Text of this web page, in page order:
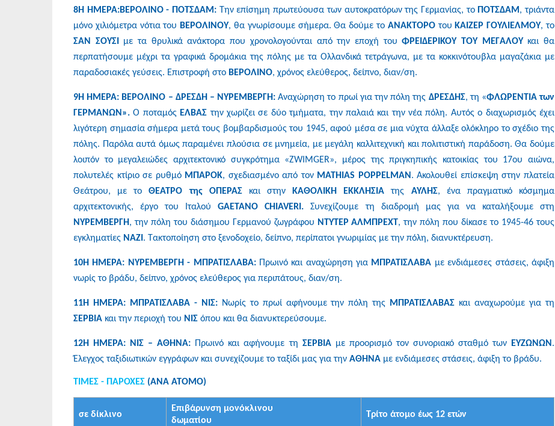
8Η ΗΜΕΡΑ:ΒΕΡΟΛΙΝΟ - ΠΟΤΣΔΑΜ: Την επίσημη πρωτεύουσα των αυτοκρατόρων της Γερμανίας, το ΠΟΤΣΔΑΜ, τριάντα
μόνο χιλιόμετρα νότια του ΒΕΡΟΛΙΝΟΥ, θα γνωρίσουμε σήμερα. Θα δούμε το ΑΝΑΚΤΟΡΟτου ΚΑΙΖΕΡ ΓΟΥΛΙΕΛΜΟΥ, το
ΣΑΝ ΣΟΥΣΙ
με τα θρυλικά ανάκτορα που χρονολογούνται από την εποχή τουΦΡΕΙΔΕΡΙΚΟΥ ΤΟΥ ΜΕΓΑΛΟΥ και θα
περπατήσουμε μέχρι τα γραφικά δρομάκια της πόλης με τα Ολλανδικά τετράγωνα, με τα κοκκινότουβλα μαγαζάκια με
παραδοσιακές γεύσεις. Επιστροφή στο ΒΕΡΟΛΙΝΟ, χρόνος ελεύθερος, δείπνο, διαν/ση.
9Η ΗΜΕΡΑ: ΒΕΡΟΛΙΝΟ – ΔΡΕΣΔΗ – ΝΥΡΕΜΒΕΡΓΗ:Αναχώρηση το πρωί για την πόλη της ΔΡΕΣΔΗΣ, τη «ΦΛΩΡΕΝΤΙΑ των
ΓΕΡΜΑΝΩΝ». Ο ποταμός ΕΛΒΑΣ την χωρίζει σε δύο τμήματα, την παλαιά και την νέα πόλη. Αυτός ο διαχωρισμός έχει
λιγότερη σημασία σήμερα μετά τους βομβαρδισμούς του 1945, αφού μέσα σε μια νύχτα άλλαξε ολόκληρο το σχέδιο της
πόλης. Παρόλα αυτά όμως παραμένει πλούσια σε μνημεία, με μεγάλη καλλιτεχνική και πολιτιστική παράδοση. Θα δούμε
λοιπόν το μεγαλειώδες αρχιτεκτονικό συγκρότημα «ZWIMGER», μέρος της πριγκηπικής κατοικίας του 17ου αιώνα,
πολυτελές κτίριο σε ρυθμό ΜΠΑΡΟΚ, σχεδιασμένο από τονMATHIAS POPPELMAN . Ακολουθεί επίσκεψη στην πλατεία
Θεάτρου, με τοΘΕΑΤΡΟ της ΟΠΕΡΑΣκαι στην ΚΑΘΟΛΙΚΗ ΕΚΚΛΗΣΙΑτης ΑΥΛΗΣ, ένα πραγματικό κόσμημα
αρχιτεκτονικής, έργο του ΙταλούGAETANO CHIAVERI. Συνεχίζουμε τη διαδρομή μας για να καταλήξουμε στη
ΝΥΡΕΜΒΕΡΓΗ, την πόλη του διάσημου Γερμανού ζωγράφου ΝΤΥΤΕΡ ΑΛΜΠΡΕΧΤ, την πόλη που δίκασε το 1945-46 τους
εγκληματίες ΝΑΖΙ . Τακτοποίηση στο ξενοδοχείο, δείπνο, περίπατοι γνωριμίας με την πόλη, διανυκτέρευση.
10Η ΗΜΕΡΑ: ΝΥΡΕΜΒΕΡΓΗ - ΜΠΡΑΤΙΣΛΑΒΑ:Πρωινό και αναχώρηση για ΜΠΡΑΤΙΣΛΑΒΑ με ενδιάμεσες στάσεις, άφιξη
νωρίς το βράδυ, δείπνο, χρόνος ελεύθερος για περιπάτους, διαν/ση.
11Η ΗΜΕΡΑ: ΜΠΡΑΤΙΣΛΑΒΑ - ΝΙΣ: Νωρίς το πρωί αφήνουμε την πόλη της ΜΠΡΑΤΙΣΛΑΒΑΣ και αναχωρούμε για τη
ΣΕΡΒΙΑ και την περιοχή του ΝΙΣ όπου και θα διανυκτερεύσουμε.
12Η ΗΜΕΡΑ: ΝΙΣ – ΑΘΗΝΑ: Πρωινό και αφήνουμε τη ΣΕΡΒΙΑμε προορισμό τον συνοριακό σταθμό των ΕΥΖΩΝΩΝ .
Έλεγχος ταξιδιωτικών εγγράφων και συνεχίζουμε το ταξίδι μας για την ΑΘΗΝΑ με ενδιάμεσες στάσεις, άφιξη το βράδυ.
ΤΙΜΕΣ - ΠΑΡΟΧΕΣ (ΑΝΑ ΑΤΟΜΟ)
σε δίκλινο
Επιβάρυνση μονόκλινου
δωματίου
Τρίτο άτομο έως 12 ετών